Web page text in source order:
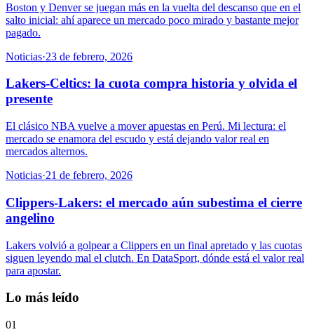
Boston y Denver se juegan más en la vuelta del descanso que en el
salto inicial: ahí aparece un mercado poco mirado y bastante mejor
pagado.
Noticias·23 de febrero, 2026
Lakers-Celtics: la cuota compra historia y olvida el
presente
El clásico NBA vuelve a mover apuestas en Perú. Mi lectura: el
mercado se enamora del escudo y está dejando valor real en
mercados alternos.
Noticias·21 de febrero, 2026
Clippers-Lakers: el mercado aún subestima el cierre
angelino
Lakers volvió a golpear a Clippers en un final apretado y las cuotas
siguen leyendo mal el clutch. En DataSport, dónde está el valor real
para apostar.
Lo más leído
01